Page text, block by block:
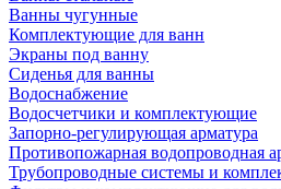
Ванны чугунные
Комплектующие для ванн
Экраны под ванну
Сиденья для ванны
Водоснабжение
Водосчетчики и комплектующие
Запорно-регулирующая арматура
Противопожарная водопроводная
Трубопроводные системы и